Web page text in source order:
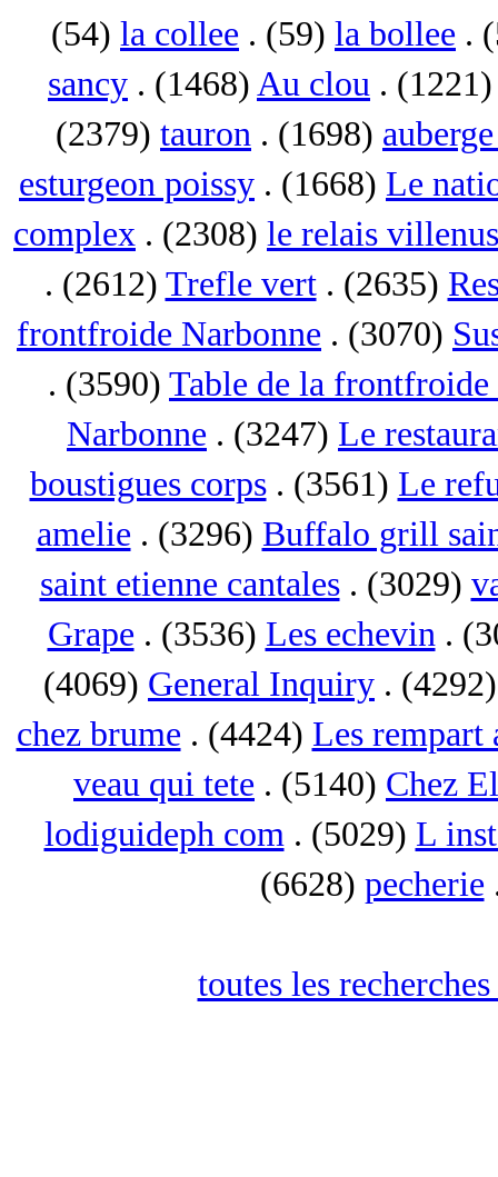
(54) la collee . (59) la bollee .
sancy . (1468) Au clou .
(2379) tauron . (1698)
esturgeon poissy . (1668) Le
complex . (2308) le relais villenus
. (2612) Trefle vert. (2635)
frontfroide Narbonne . (3070)
. (3590) Table de la frontfroide
Narbonne . (3247) Le
boustigues corps. (3561) Le
amelie . (3296) Buffalo grill
saint etienne cantales. (3029)
Grape . (3536) Les echevin.
(4069) General Inquiry .
chez brume . (4424) Les rempart
veau qui tete . (5140) Chez
lodiguideph com. (5029) L
(6628) pecherie
toutes les